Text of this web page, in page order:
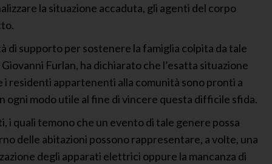
la situazione accaduta, gli agenti del corpo
di supporto per sostenere la famiglia colpita da tale
Furlan, ha dichiarato che l’esatta situazione
residenti appartenenti alla comunità sono pronti a
ogni modo utile al fine di vincere questa difficile sfida.
i quali temono che un evento di tale genere possa
delle abitazioni possono rappresentare, a volte, una
degli apparati elettrici oppure la mancanza di